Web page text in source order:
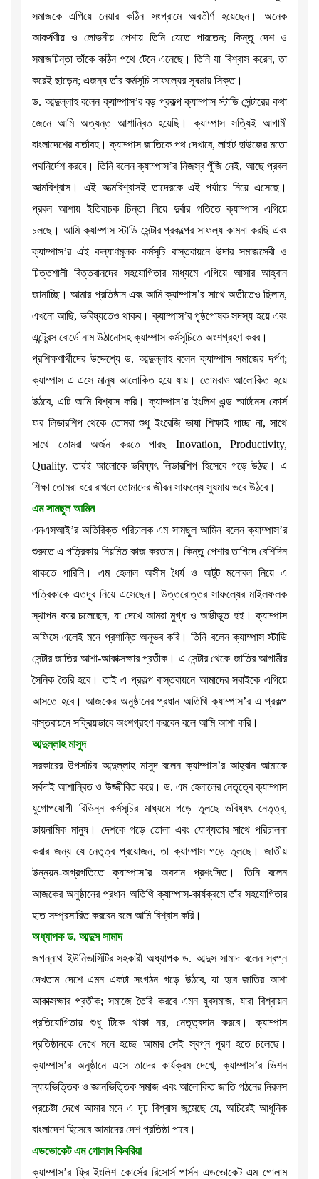
সমাজকে এগিয়ে নেয়ার কঠিন সংগ্রামে অবতীর্ণ হয়েছেন। অনেক
আকর্ষণীয় ও লোভনীয় পেশায় তিনি যেতে পারতেন; কিন্তু দেশ ও
সমাজচিন্তা তাঁকে কঠিন পথে টেনে এনেছে। তিনি যা বিশ্বাস করেন, তা
করেই ছাড়েন; এজন্য তাঁর কর্মসূচি সাফল্যের সুষমায় সিক্ত।
ড. আব্দুল্লাহ বলেন ক্যাম্পাস’র বড় প্রকল্প ক্যাম্পাস স্টাডি সেন্টারের কথা
জেনে আমি অত্যন্ত আশান্বিত হয়েছি। ক্যাম্পাস সত্যিই আগামী
বাংলাদেশের বার্তাবহ। ক্যাম্পাস জাতিকে পথ দেখাবে, লাইট হাউজের মতো
পথনির্দেশ করবে। তিনি বলেন ক্যাম্পাস’র নিজস্ব পুঁজি নেই, আছে প্রবল
আত্মবিশ্বাস। এই আত্মবিশ্বাসই তাদেরকে এই পর্যায়ে নিয়ে এসেছে।
প্রবল আশায় ইতিবাচক চিন্তা নিয়ে দুর্বার গতিতে ক্যাম্পাস এগিয়ে
চলছে। আমি ক্যাম্পাস স্টাডি সেন্টার প্রকল্পের সাফল্য কামনা করছি এবং
ক্যাম্পাস’র এই কল্যাণমূলক কর্মসূচি বাস্তবায়নে উদার সমাজসেবী ও
চিত্তশালী বিত্তবানদের সহযোগিতার মাধ্যমে এগিয়ে আসার আহ্বান
জানাচ্ছি। আমার প্রতিষ্ঠান এবং আমি ক্যাম্পাস’র সাথে অতীতেও ছিলাম,
এখনো আছি, ভবিষ্যতেও থাকব। ক্যাম্পাস’র পৃষ্ঠপোষক সদস্য হয়ে এবং
এন্ট্রেন্স বোর্ডে নাম উঠানোসহ ক্যাম্পাস কর্মসূচিতে অংশগ্রহণ করব।
প্রশিক্ষণার্থীদের উদ্দেশ্যে ড. আব্দুল্লাহ বলেন ক্যাম্পাস সমাজের দর্পণ;
ক্যাম্পাস এ এসে মানুষ আলোকিত হয়ে যায়। তোমরাও আলোকিত হয়ে
উঠবে, এটি আমি বিশ্বাস করি। ক্যাম্পাস’র ইংলিশ এন্ড স্মার্টনেস কোর্স
ফর লিডারশিপ থেকে তোমরা শুধু ইংরেজি ভাষা শিক্ষাই পাচ্ছ না, সাথে
সাথে তোমরা অর্জন করতে পারছ Inovation, Productivity,
Quality. তারই আলোকে ভবিষ্যৎ লিডারশিপ হিসেবে গড়ে উঠছ। এ
শিক্ষা তোমরা ধরে রাখলে তোমাদের জীবন সাফল্যে সুষমায় ভরে উঠবে।
এম সামছুল আমিন
এনএসআই’র অতিরিক্ত পরিচালক এম সামছুল আমিন বলেন ক্যাম্পাস’র
শুরুতে এ পত্রিকায় নিয়মিত কাজ করতাম। কিন্তু পেশার তাগিদে বেশিদিন
থাকতে পারিনি। এম হেলাল অসীম ধৈর্য ও অটুট মনোবল নিয়ে এ
পত্রিকাকে এতদূর নিয়ে এসেছেন। উত্তরোত্তর সাফল্যের মাইলফলক
স্থাপন করে চলেছেন, যা দেখে আমরা মুগ্ধ ও অভীভূত হই। ক্যাম্পাস
অফিসে এলেই মনে প্রশান্তি অনুভব করি। তিনি বলেন ক্যাম্পাস স্টাডি
সেন্টার জাতির আশা-আকাক্সক্ষার প্রতীক। এ সেন্টার থেকে জাতির আগামীর
সৈনিক তৈরি হবে। তাই এ প্রকল্প বাস্তবায়নে আমাদের সবাইকে এগিয়ে
আসতে হবে। আজকের অনুষ্ঠানের প্রধান অতিথি ক্যাম্পাস’র এ প্রকল্প
বাস্তবায়নে সক্রিয়ভাবে অংশগ্রহণ করবেন বলে আমি আশা করি।
আব্দুল্লাহ মাসুদ
সরকারের উপসচিব আব্দুল্লাহ মাসুদ বলেন ক্যাম্পাস’র আহ্বান আমাকে
সর্বদাই আশান্বিত ও উজ্জীবিত করে। ড. এম হেলালের নেতৃত্বে ক্যাম্পাস
যুগোপযোগী বিভিন্ন কর্মসূচির মাধ্যমে গড়ে তুলছে ভবিষ্যৎ নেতৃত্ব,
ডায়নামিক মানুষ। দেশকে গড়ে তোলা এবং যোগ্যতার সাথে পরিচালনা
করার জন্য যে নেতৃত্ব প্রয়োজন, তা ক্যাম্পাস গড়ে তুলছে। জাতীয়
উন্নয়ন-অগ্রগতিতে ক্যাম্পাস’র অবদান প্রশংসিত। তিনি বলেন
আজকের অনুষ্ঠানের প্রধান অতিথি ক্যাম্পাস-কার্যক্রমে তাঁর সহযোগিতার
হাত সম্প্রসারিত করবেন বলে আমি বিশ্বাস করি।
অধ্যাপক ড. আব্দুস সামাদ
জগন্নাথ ইউনিভার্সিটির সহকারী অধ্যাপক ড. আব্দুস সামাদ বলেন স্বপ্ন
দেখতাম দেশে এমন একটা সংগঠন গড়ে উঠবে, যা হবে জাতির আশা
আকাক্সক্ষার প্রতীক; সমাজে তৈরি করবে এমন যুবসমাজ, যারা বিশ্বায়ন
প্রতিযোগিতায় শুধু টিকে থাকা নয়, নেতৃত্বদান করবে। ক্যাম্পাস
প্রতিষ্ঠানকে দেখে মনে হচ্ছে আমার সেই স্বপ্ন পূরণ হতে চলেছে।
ক্যাম্পাস’র অনুষ্ঠানে এসে তাদের কার্যক্রম দেখে, ক্যাম্পাস’র ভিশন
ন্যায়ভিত্তিক ও জ্ঞানভিত্তিক সমাজ এবং আলোকিত জাতি গঠনের নিরলস
প্রচেষ্টা দেখে আমার মনে এ দৃঢ় বিশ্বাস জন্মেছে যে, অচিরেই আধুনিক
বাংলাদেশ হিসেবে আমাদের দেশ প্রতিষ্ঠা পাবে।
এডভোকেট এম গোলাম কিবরিয়া
ক্যাম্পাস’র ফ্রি ইংলিশ কোর্সের রিসোর্স পার্সন এডভোকেট এম গোলাম